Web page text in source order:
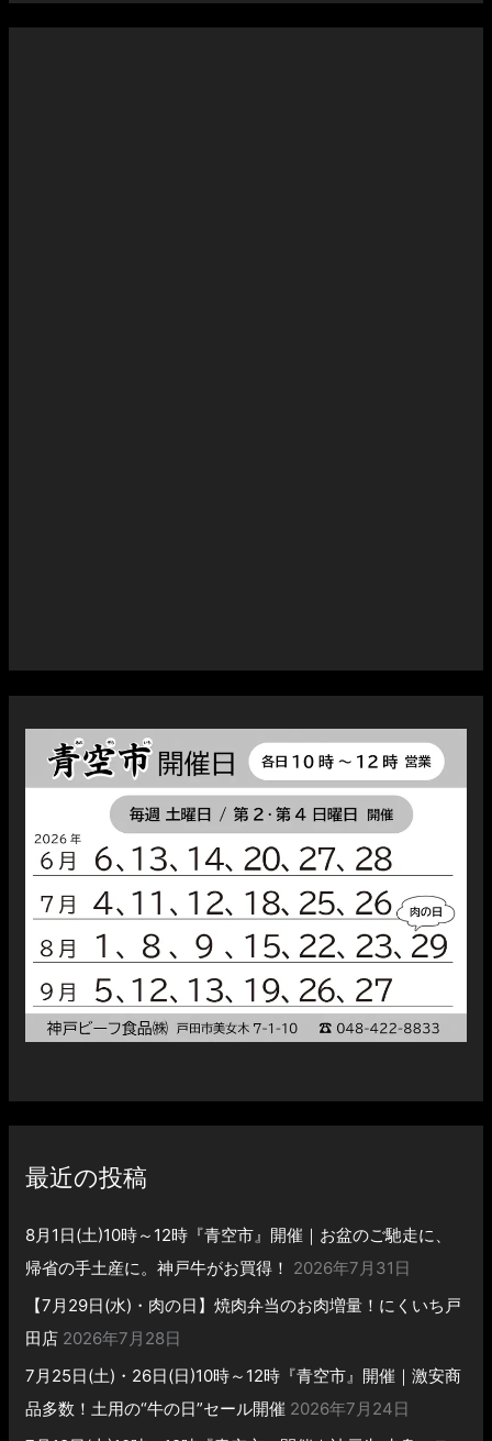
最近の投稿
8月1日(土)10時～12時『青空市』開催｜お盆のご馳走に、
帰省の手土産に。神戸牛がお買得！ 2026年7月31日
【7月29日(水)・肉の日】焼肉弁当のお肉増量！にくいち戸
田店 2026年7月28日
7月25日(土)・26日(日)10時～12時『青空市』開催｜激安商
品多数！土用の“牛の日”セール開催 2026年7月24日